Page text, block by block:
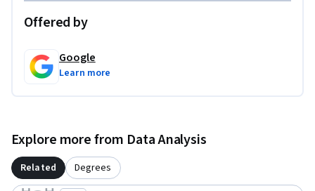
con un equipo de análisis de datos para lograr los objetivos
Offered by
Google
Learn more
Explore more from Data Analysis
Related Degrees